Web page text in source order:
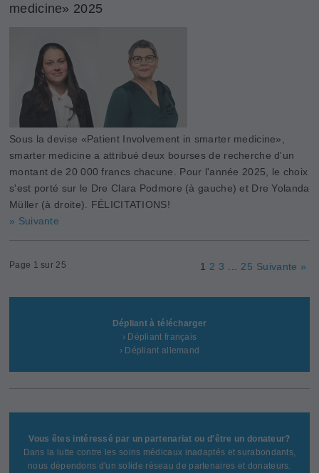
medicine» 2025
Sous la devise «Patient Involvement in smarter medicine»,
smarter medicine a attribué deux bourses de recherche d'un
montant de 20 000 francs chacune. Pour l'année 2025, le choix
s'est porté sur le Dre Clara Podmore (à gauche) et Dre Yolanda
Müller (à droite). FÉLICITATIONS!
» Suivante
Page 1 sur 25 1 2 3 25 Suivante »
Dépliant à télécharger
› Dépliant français
› Dépliant allemand
Vous êtes intéressé par un partenariat ou d'être un donateur?
Dans la lutte contre les soins médicaux inadaptés et surabondants,
nous dépendons d'un solide réseau de partenaires et donateurs.